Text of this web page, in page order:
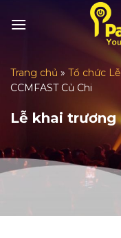
Trang chủ » Tổ chức
CCMFAST Củ Chi
Lễ khai trương